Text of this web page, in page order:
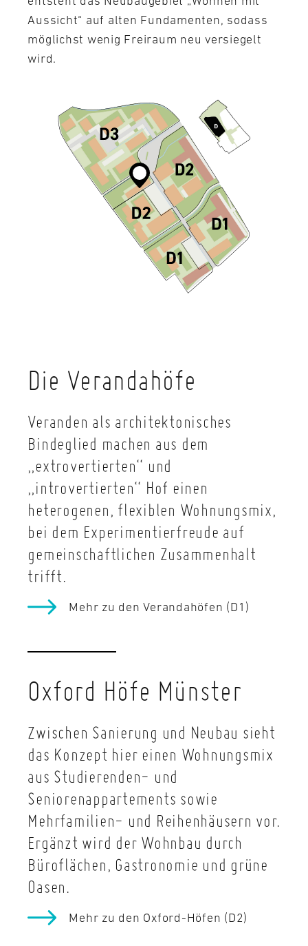
Aussicht“ auf alten Fundamenten, sodass
möglichst wenig Freiraum neu versiegelt
wird.
Die Verandahöfe
Veranden als architektonisches
Bindeglied machen aus dem
„extrovertierten“ und
„introvertierten“ Hof einen
heterogenen, flexiblen Wohnungsmix,
bei dem Experimentierfreude auf
gemeinschaftlichen Zusammenhalt
trifft.
Mehr zu den Verandahöfen (D1)
Oxford Höfe Münster
Zwischen Sanierung und Neubau sieht
das Konzept hier einen Wohnungsmix
aus Studierenden- und
Seniorenappartements sowie
Mehrfamilien- und Reihenhäusern vor.
Ergänzt wird der Wohnbau durch
Büroflächen, Gastronomie und grüne
Oasen.
Mehr zu den Oxford-Höfen (D2)